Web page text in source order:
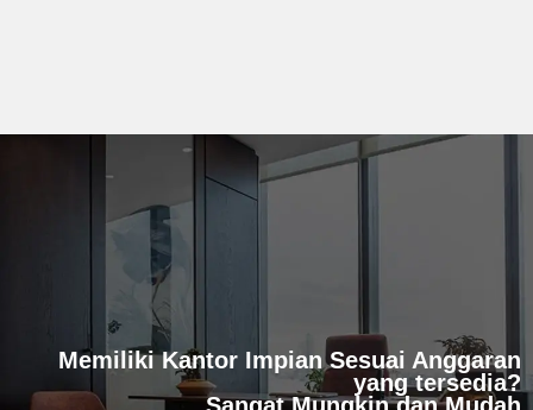
Memiliki Kantor Impian Sesuai Anggaran
yang tersedia?
Sangat Mungkin dan Mudah